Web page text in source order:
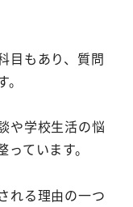
目もあり、質問
や学校生活の悩
ています。
れる理由の一つ